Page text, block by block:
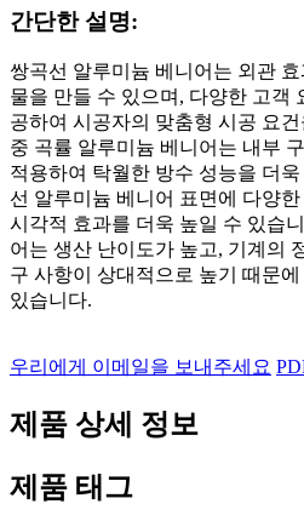
간단한 설명:
쌍곡선 알루미늄 베니어는 외관
물을 만들 수 있으며, 다양한 고객
공하여 시공자의 맞춤형 시공 요건
중 곡률 알루미늄 베니어는 내부
적용하여 탁월한 방수 성능을 더
선 알루미늄 베니어 표면에 다양
시각적 효과를 더욱 높일 수 있습
어는 생산 난이도가 높고, 기계의
구 사항이 상대적으로 높기 때문
있습니다.
우리에게 이메일을 보내주세요
제품 상세 정보
제품 태그